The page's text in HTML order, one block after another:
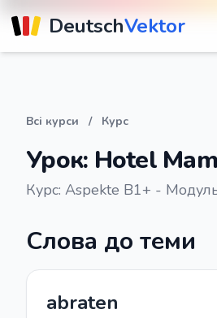
DeutschVektor
Всі курси / Курс
Урок: Hotel
Курс: Aspekte B1+ -
Слова до теми
abraten